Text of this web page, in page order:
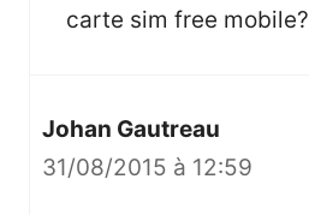
carte sim free mobile?
Johan Gautreau
31/08/2015 à 12:59